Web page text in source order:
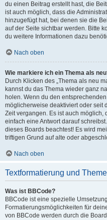
du einen Beitrag erstellt hast, die
ist auch möglich, dass die
hinzugefügt hat, bei denen sie die
auf der Seite sichtbar werden. Bitte
du weitere Informationen dazu
Nach oben
Wie markiere ich ein Thema als
Durch Klicken des „Thema als neu
kannst du das Thema wieder ganz
holen. Wenn du den
möglicherweise deaktiviert oder seit
Zeit vergangen. Es ist auch möglich,
einfach eine Antwort darauf
dieses Boards beachtest! Es wird
triftigen Grund auf alte oder
Nach oben
Textformatierung und
Was ist BBCode?
BBCode ist eine spezielle
Formatierungsmöglichkeiten für
von BBCode werden durch die